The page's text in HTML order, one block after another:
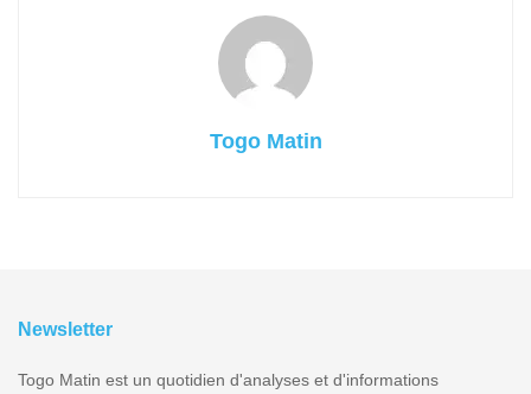
Togo Matin
Newsletter
Togo Matin est un quotidien d'analyses et d'informations